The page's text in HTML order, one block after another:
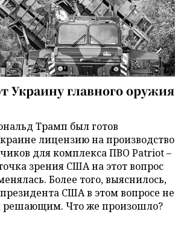
главного оружия
Трамп был готов
лицензию на производство
для комплекса ПВО Patriot –
зрения США на этот вопрос
Более того, выяснилось,
США в этом вопросе не
решающим. Что же произошло?